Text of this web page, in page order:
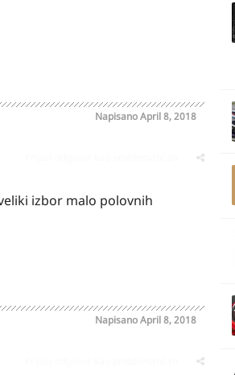
NapisanoApril 8, 2018
izbor malo polovnih
NapisanoApril 8, 2018